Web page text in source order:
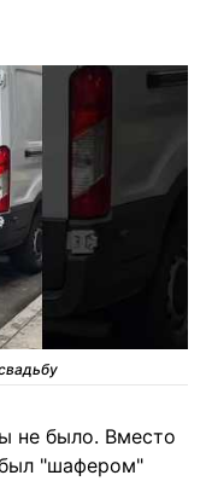
не было. Вместо
"шафером"